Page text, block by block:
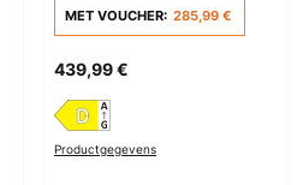
MET VOUCHER: 285,99 €
439,99 €
Productgegevens